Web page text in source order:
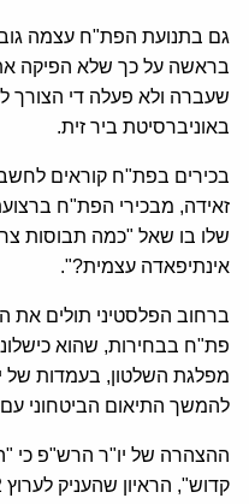
גם בתנועת הפת"ח עצמה
בראשה על כך שלא הפיקה
שעברה ולא פעלה די הצורך
באוניברסיטת ביר זית.
בכירים בפת"ח קוראים
זאידה, מבכירי הפת"ח
שלו בו שאל "כמה תבוסות
אינתיפאדה עצמית?".
ברחוב הפלסטיני תולים את
פת"ח בבחירות, שהוא
מפלגת השלטון, בעמדות של
להמשך התיאום הביטחוני
ההצהרה של יו"ר הרש"פ כי